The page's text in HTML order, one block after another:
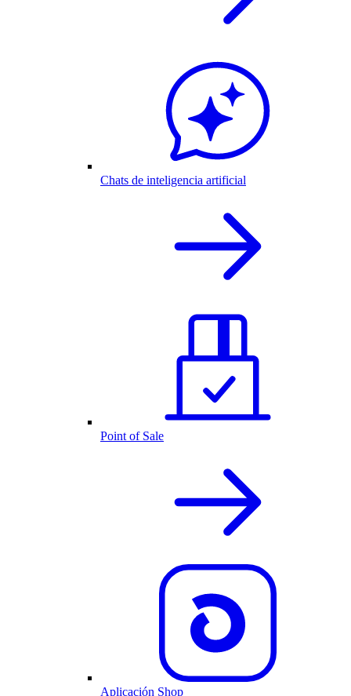
Chats de inteligencia artificial
Point of Sale
Aplicación Shop